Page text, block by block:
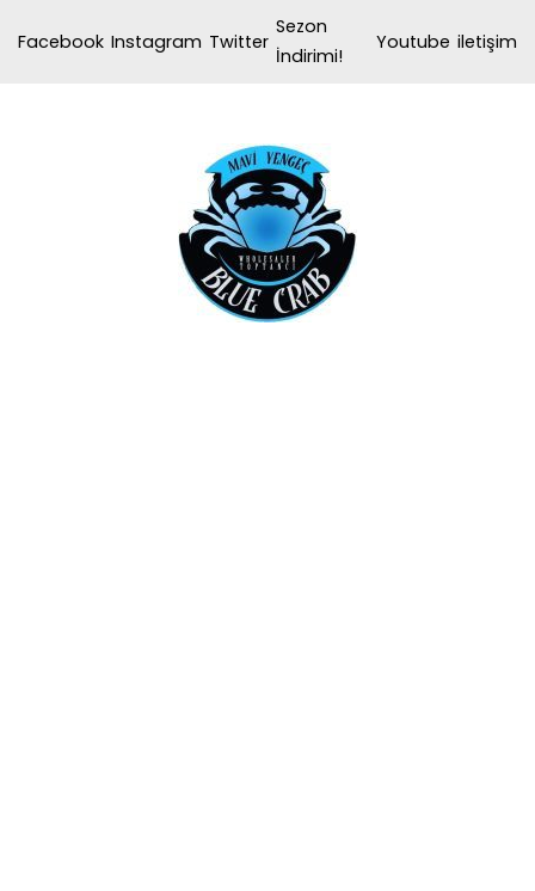
geçFacebook Instagram Twitter
Sezon
İndirimi!
Youtube iletişim